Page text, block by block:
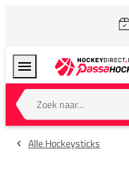
Zoek naar...
Alle Hockeysticks